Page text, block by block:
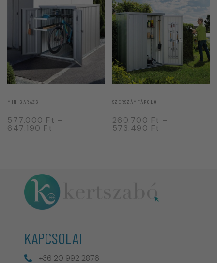
MINIGARÁZS
577.000 Ft –
647.190 Ft
SZERSZÁMTÁROLÓ
260.700 Ft –
573.490 Ft
KAPCSOLAT
+36 20 992 2876